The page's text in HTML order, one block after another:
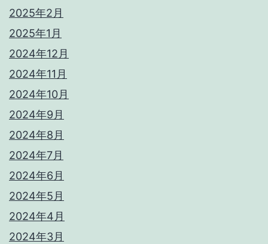
2025年2月
2025年1月
2024年12月
2024年11月
2024年10月
2024年9月
2024年8月
2024年7月
2024年6月
2024年5月
2024年4月
2024年3月